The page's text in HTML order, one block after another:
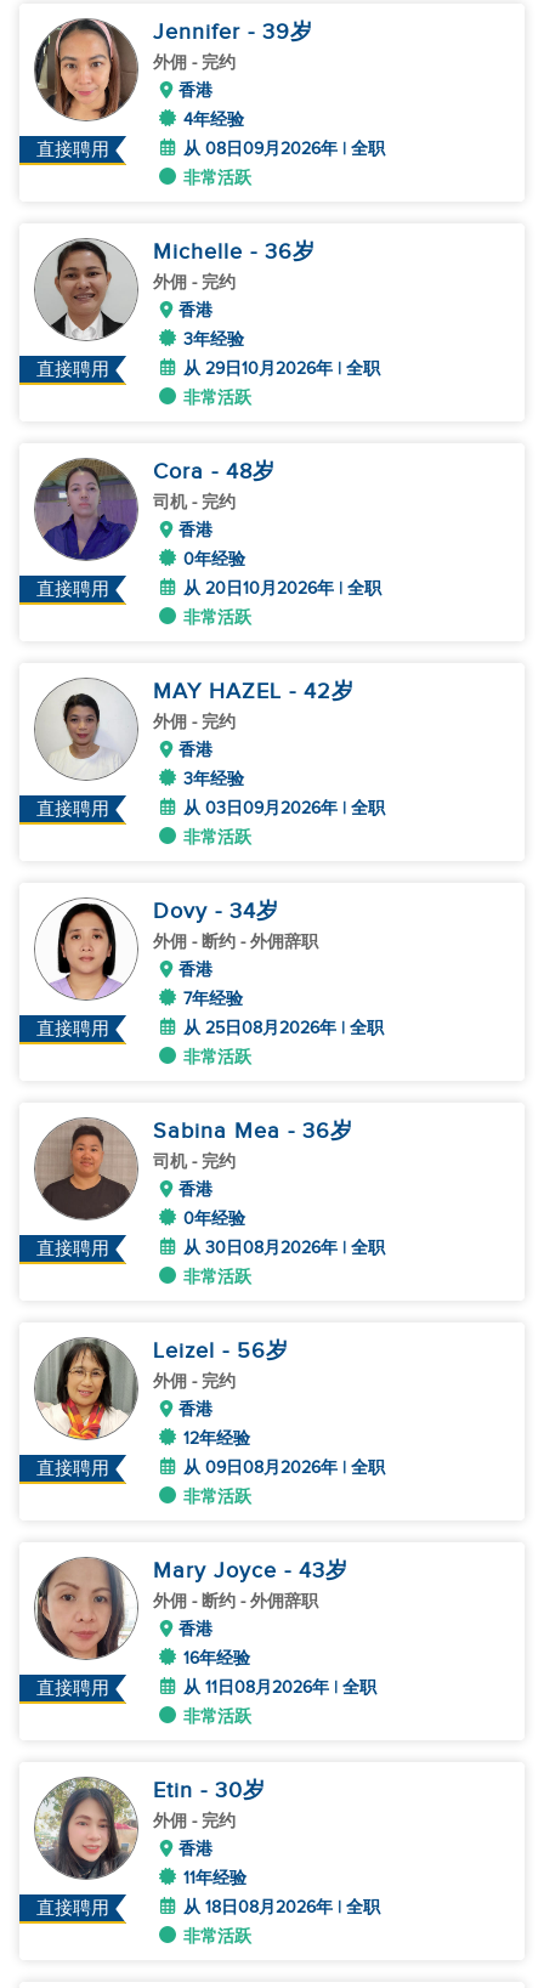
直接聘用
Jennifer - 39岁
外佣 - 完约
香港
4年经验
从 08日09月2026年 | 全职
非常活跃
直接聘用
Michelle - 36岁
外佣 - 完约
香港
3年经验
从 29日10月2026年 | 全职
非常活跃
直接聘用
Cora - 48岁
司机- 完约
香港
0年经验
从 20日10月2026年 | 全职
非常活跃
直接聘用
MAY HAZEL - 42岁
外佣 - 完约
香港
3年经验
从 03日09月2026年 | 全职
非常活跃
直接聘用
Dovy - 34岁
外佣 - 断约 - 外佣辞职
香港
7年经验
从 25日08月2026年 | 全职
非常活跃
直接聘用
Sabina Mea - 36岁
司机- 完约
香港
0年经验
从 30日08月2026年 | 全职
非常活跃
直接聘用
Leizel - 56岁
外佣 - 完约
香港
12年经验
从 09日08月2026年 | 全职
非常活跃
直接聘用
Mary Joyce - 43岁
外佣 - 断约 - 外佣辞职
香港
16年经验
从 11日08月2026年 | 全职
非常活跃
直接聘用
Etin - 30岁
外佣 - 完约
香港
11年经验
从 18日08月2026年 | 全职
非常活跃